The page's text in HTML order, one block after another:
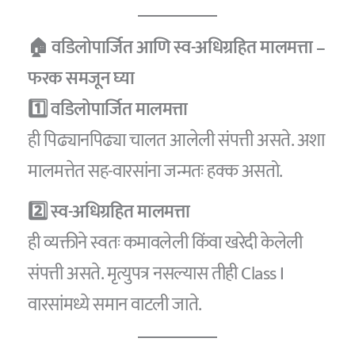
🏠 वडिलोपार्जित आणि स्व-अधिग्रहित मालमत्ता –
फरक समजून घ्या
1️⃣ वडिलोपार्जित मालमत्ता
ही पिढ्यानपिढ्या चालत आलेली संपत्ती असते. अशा
मालमत्तेत सह-वारसांना जन्मतः हक्क असतो.
2️⃣ स्व-अधिग्रहित मालमत्ता
ही व्यक्तीने स्वतः कमावलेली किंवा खरेदी केलेली
संपत्ती असते. मृत्युपत्र नसल्यास तीही Class I
वारसांमध्ये समान वाटली जाते.